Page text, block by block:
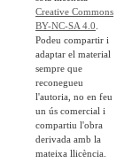
Creative Commons
BY-NC-SA 4.0
Podeu compartir i
adaptar el material
sempre que
reconegueu
l'autoria, no en feu
un ús comercial i
compartiu l'obra
derivada amb la
mateixa llicència.